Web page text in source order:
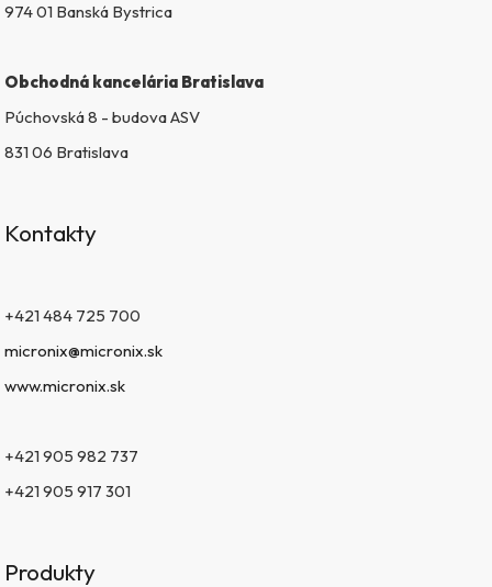
974 01 Banská Bystrica
Obchodná kancelária Bratislava
Púchovská 8 - budova ASV
831 06 Bratislava
Kontakty
+421 484 725 700
micronix@micronix.sk
www.micronix.sk
+421 905 982 737
+421 905 917 301
Produkty